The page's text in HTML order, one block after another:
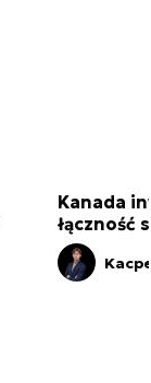
Kanada
łączność